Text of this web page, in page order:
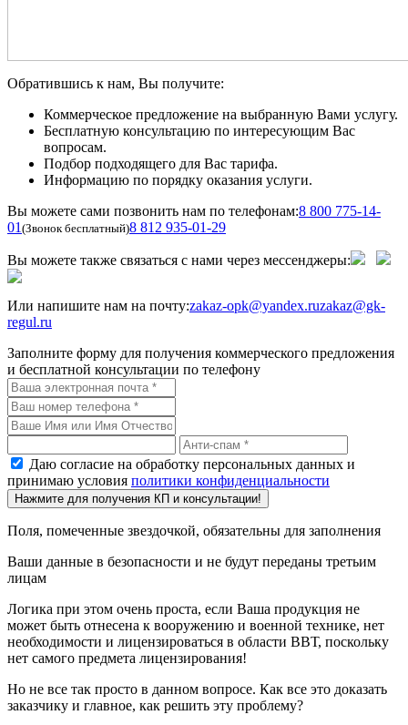
Обратившись к нам, Вы получите:
Коммерческое предложение на выбранную Вами услугу.
Бесплатную консультацию по интересующим Вас
вопросам.
Подбор подходящего для Вас тарифа.
Информацию по порядку оказания услуги.
Вы можете сами позвонить нам по телефонам:8 800 775-14-
01 (Звонок бесплатный)8 812 935-01-29
Вы можете также связаться с нами через мессенджеры:
Или напишите нам на почту:zakaz-opk@yandex.ruzakaz@gk-
regul.ru
Заполните форму для получения коммерческого предложения
и бесплатной консультации по телефону
Даю согласие на обработку персональных данных и
принимаю условия политики конфиденциальности
Нажмите для получения КП и консультации!
Поля, помеченные звездочкой, обязательны для заполнения
Ваши данные в безопасности и не будут переданы третьим
лицам
Логика при этом очень проста, если Ваша продукция не
может быть отнесена к вооружению и военной технике, нет
необходимости и лицензироваться в области ВВТ, поскольку
нет самого предмета лицензирования!
Но не все так просто в данном вопросе. Как все это доказать
заказчику и главное, как решить эту проблему?